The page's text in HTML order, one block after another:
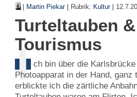
| Martin Piekar | Rubrik: Kultur |
Turteltauben &
Tourismus
I ch bin über die
Photoapparat in der Hand, ganz
erblickte ich die zärtliche